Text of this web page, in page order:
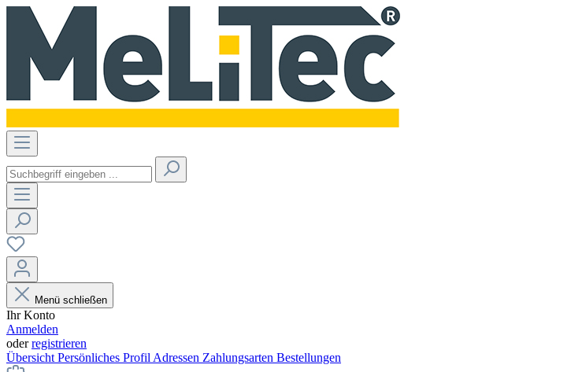
Menü schließen
Ihr Konto
Anmelden
oderregistrieren
Übersicht Persönliches Profil Adressen Zahlungsarten Bestellungen